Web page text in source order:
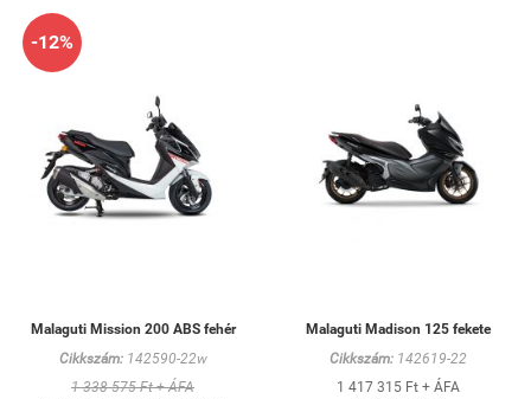
-12%
Malaguti Mission 200 ABS fehér
Cikkszám:142590-22w
1 338 575 Ft + ÁFA
Malaguti Madison 125 fekete
Cikkszám: 142619-22
1 417 315 Ft + ÁFA